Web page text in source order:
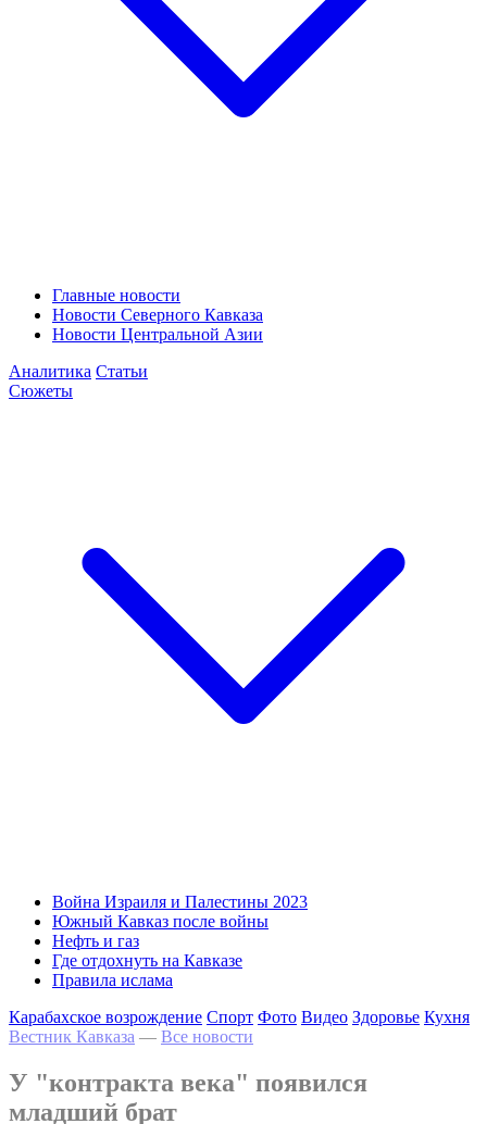
Главные новости
Новости Северного Кавказа
Новости Центральной Азии
Аналитика Статьи
Сюжеты
Война Израиля и Палестины 2023
Южный Кавказ после войны
Нефть и газ
Где отдохнуть на Кавказе
Правила ислама
Карабахское возрождение Спорт Фото Видео Здоровье Кухня
Вестник Кавказа — Все новости
У "контракта века" появился
младший брат